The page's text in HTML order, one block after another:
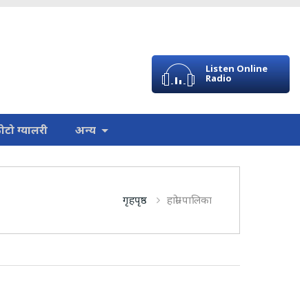
Listen Online
Radio
ग्यालरी अन्य
गृहपृष्ठ हाम्रो-पालिका